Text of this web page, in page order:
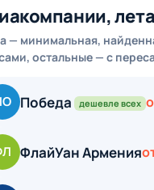
— минимальная,
остальные — с
Победа дешевле всех
ФлайУан Армения